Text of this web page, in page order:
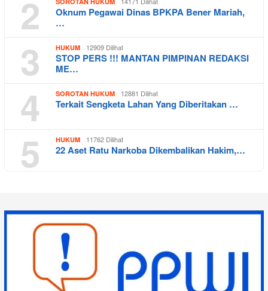
2
Oknum Pegawai Dinas BPKPA Bener Mariah,
…
3 HUKUM 12909 Dilihat
STOP PERS !!! MANTAN PIMPINAN REDAKSI
ME…
4 SOROTAN HUKUM 12881 Dilihat
Terkait Sengketa Lahan Yang Diberitakan …
5 HUKUM 11762 Dilihat
22 Aset Ratu Narkoba Dikembalikan Hakim,…